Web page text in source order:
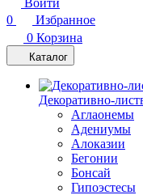
Войти
0
Избранное
0 Корзина
Каталог
Декоративно-
Аглаонемы
Адениумы
Алоказии
Бегонии
Бонсай
Гипоэстесы